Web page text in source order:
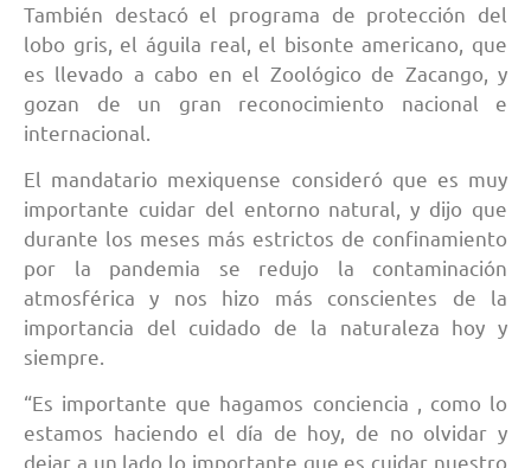
También destacó el programa de protección del
lobo gris, el águila real, el bisonte americano, que
es llevado a cabo en el Zoológico de Zacango, y
gozan de un gran reconocimiento nacional e
internacional.
El mandatario mexiquense consideró que es muy
importante cuidar del entorno natural, y dijo que
durante los meses más estrictos de confinamiento
por la pandemia se redujo la contaminación
atmosférica y nos hizo más conscientes de la
importancia del cuidado de la naturaleza hoy y
siempre.
“Es importante que hagamos conciencia , como lo
estamos haciendo el día de hoy, de no olvidar y
dejar a un lado lo importante que es cuidar nuestro